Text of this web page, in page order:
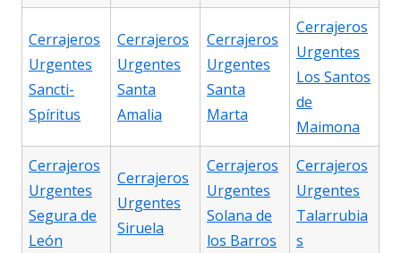
Cerrajeros
Urgentes
Sancti-
Spíritus
Cerrajeros
Urgentes
Santa
Amalia
Cerrajeros
Urgentes
Santa
Marta
Cerrajeros
Urgentes
Los Santos
de
Maimona
Cerrajeros
Urgentes
Segura de
León
Cerrajeros
Urgentes
Siruela
Cerrajeros
Urgentes
Solana de
los Barros
Cerrajeros
Urgentes
Talarrubia
s